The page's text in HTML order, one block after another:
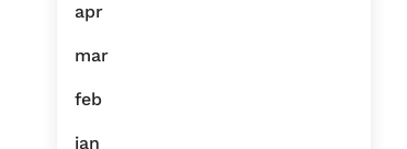
apr
mar
feb
jan